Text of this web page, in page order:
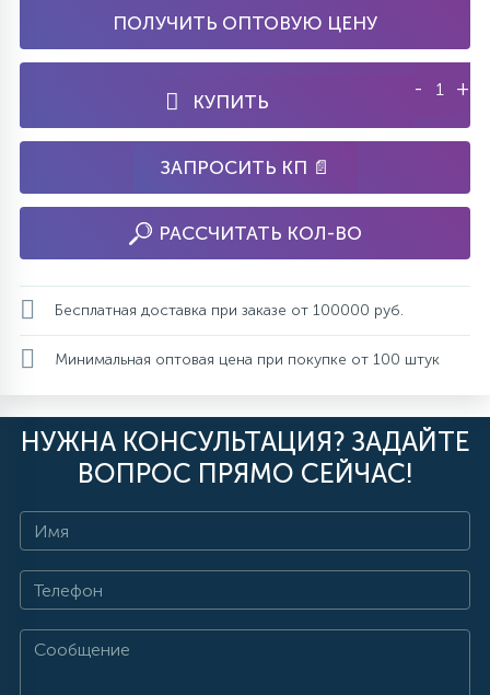
ПОЛУЧИТЬ ОПТОВУЮ ЦЕНУ
КУПИТЬ
- +
ЗАПРОСИТЬ КП 📄
РАССЧИТАТЬ КОЛ-ВО
Бесплатная доставка при заказе от 100000 руб.
Минимальная оптовая цена при покупке от 100 штук
НУЖНА КОНСУЛЬТАЦИЯ? ЗАДАЙТЕ
ВОПРОС ПРЯМО СЕЙЧАС!